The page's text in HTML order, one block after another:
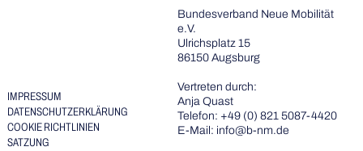
IMPRESSUM
DATENSCHUTZERKLÄRUNG
COOKIE RICHTLINIEN
SATZUNG
Bundesverband Neue Mobilität
e.V.
Ulrichsplatz 15
86150 Augsburg
Vertreten durch:
Anja Quast
Telefon: +49 (0) 821 5087-4420
E-Mail: info@b-nm.de